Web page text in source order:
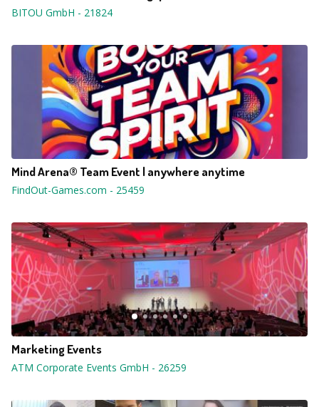
BITOU GmbH - 21824
Mind Arena® Team Event | anywhere anytime
FindOut-Games.com - 25459
Marketing Events
ATM Corporate Events GmbH - 26259